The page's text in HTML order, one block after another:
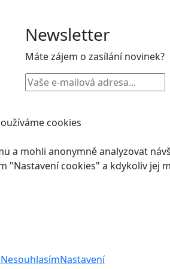
Newsletter
Máte zájem o zasílání novinek?
cookies
mohli anonymně analyzovat
"Nastavení cookies" a kdykoliv
NesouhlasímNastavení